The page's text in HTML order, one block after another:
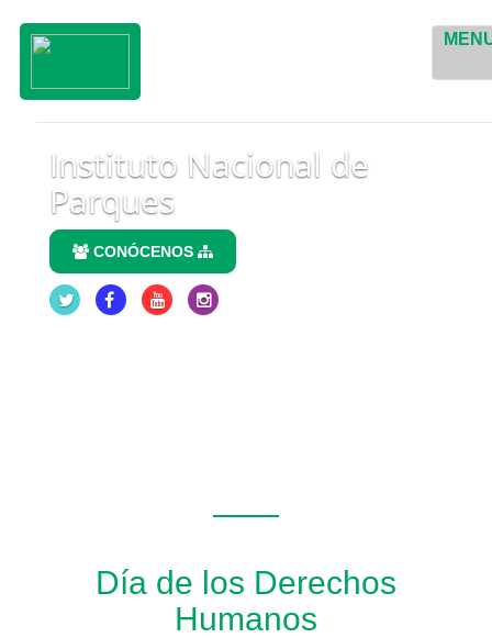
Instituto Nacional de
Parques
CONÓCENOS
Día de los Derechos
Humanos